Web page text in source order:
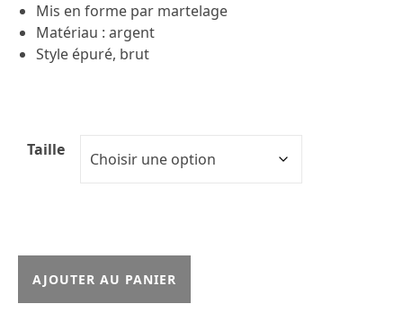
Mis en forme par martelage
Matériau : argent
Style épuré, brut
Taille
AJOUTER AU PANIER